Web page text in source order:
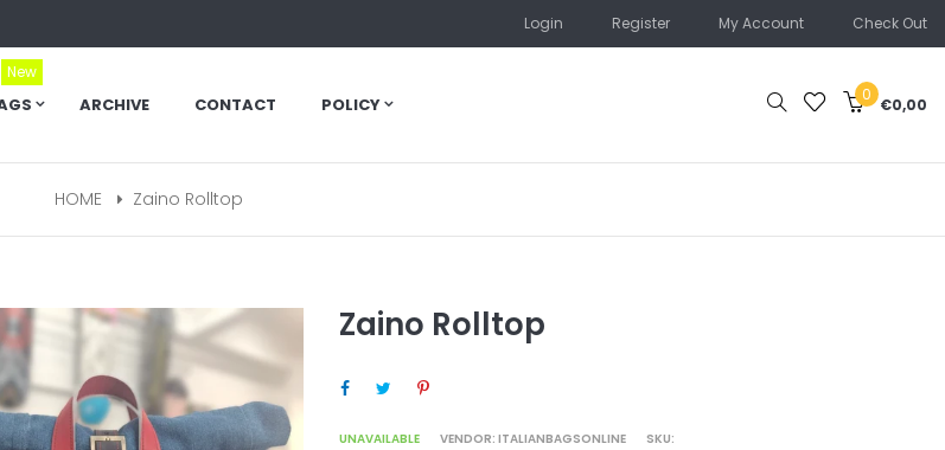
Login Register My Account Check Out
New
ARCHIVE CONTACT POLICY 0
€0,00
HOME Zaino Rolltop
Zaino Rolltop
SHARE ON FACEBOOK
TWEET ON TWITTER
UNAVAILABLE VENDOR:ITALIANBAGSONLINE SKU: